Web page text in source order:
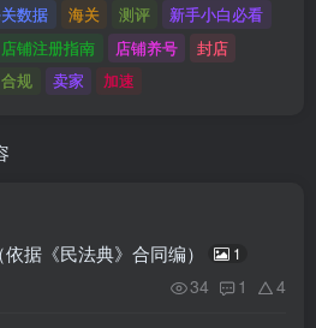
数据 海关 测评
新手小白必看
店铺注册指南 店铺养号
封店
合规 卖家 加速
据《民法典》合同编） 1
34 1 4